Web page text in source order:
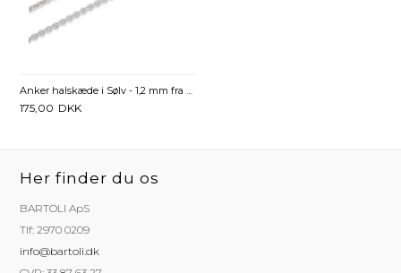
Anker halskæde i Sølv - 1,2 mm fra 36 cm
175,00 DKK
Her finder du os
BARTOLI ApS
Tlf: 2970 0209
info@bartoli.dk